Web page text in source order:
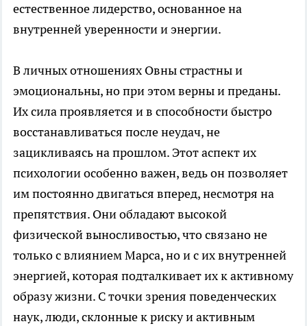
естественное лидерство, основанное на
внутренней уверенности и энергии.
В личных отношениях Овны страстны и
эмоциональны, но при этом верны и преданы.
Их сила проявляется и в способности быстро
восстанавливаться после неудач, не
зацикливаясь на прошлом. Этот аспект их
психологии особенно важен, ведь он позволяет
им постоянно двигаться вперед, несмотря на
препятствия. Они обладают высокой
физической выносливостью, что связано не
только с влиянием Марса, но и с их внутренней
энергией, которая подталкивает их к активному
образу жизни. С точки зрения поведенческих
наук, люди, склонные к риску и активным